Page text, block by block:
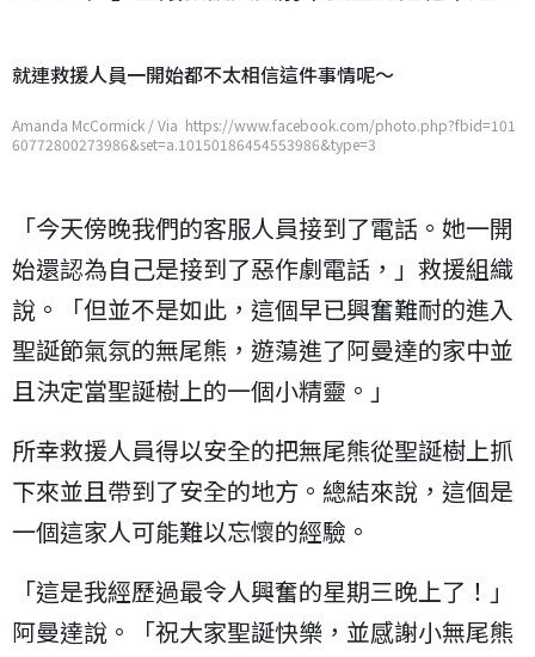
就連救援人員一開始都不太相信這件事情呢～
Amanda McCormick / Via https://www.facebook.com/photo.php?fbid=101
60772800273986&set=a.10150186454553986&type=3
「今天傍晚我們的客服人員接到了電話。她一開
始還認為自己是接到了惡作劇電話，」救援組織
說。「但並不是如此，這個早已興奮難耐的進入
聖誕節氣氛的無尾熊，遊蕩進了阿曼達的家中並
且決定當聖誕樹上的一個小精靈。」
所幸救援人員得以安全的把無尾熊從聖誕樹上抓
下來並且帶到了安全的地方。總結來說，這個是
一個這家人可能難以忘懷的經驗。
「這是我經歷過最令人興奮的星期三晚上了！」
阿曼達說。「祝大家聖誕快樂，並感謝小無尾熊